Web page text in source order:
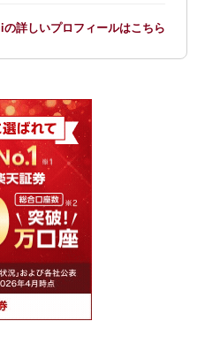
の詳しいプロフィールはこちら